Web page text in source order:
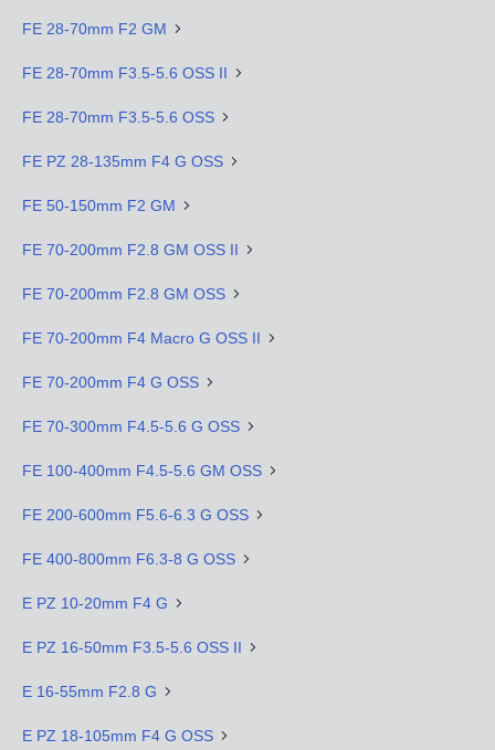
FE 28-70mm F2 GM
FE 28-70mm F3.5-5.6 OSS II
FE 28-70mm F3.5-5.6 OSS
FE PZ 28-135mm F4 G OSS
FE 50-150mm F2 GM
FE 70-200mm F2.8 GM OSS II
FE 70-200mm F2.8 GM OSS
FE 70-200mm F4 Macro G OSS II
FE 70-200mm F4 G OSS
FE 70-300mm F4.5-5.6 G OSS
FE 100-400mm F4.5-5.6 GM OSS
FE 200-600mm F5.6-6.3 G OSS
FE 400-800mm F6.3-8 G OSS
E PZ 10-20mm F4 G
E PZ 16-50mm F3.5-5.6 OSS II
E 16-55mm F2.8 G
E PZ 18-105mm F4 G OSS